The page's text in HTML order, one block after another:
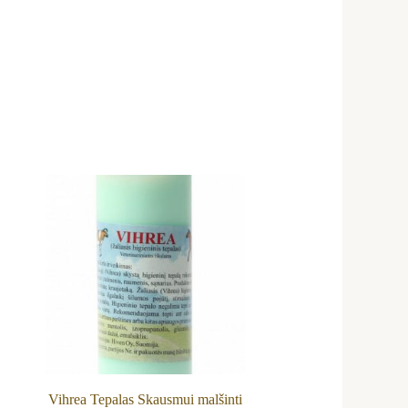
Vihrea Tepalas Skausmui malšinti